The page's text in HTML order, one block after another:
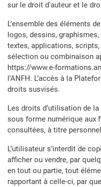
sur le droit d'auteur et le
L’ensemble des éléments
logos, dessins,
textes, applications,
sélection ou combinaison
https://www.e-
l’ANFH. L’accès à la
droits susvisés.
Les droits d’utilisation de
sous forme numérique aux
consultées, à titre
L’utilisateur s’interdit de
afficher ou vendre, par
en tout ou partie, tout
rapportant à celle-ci, par